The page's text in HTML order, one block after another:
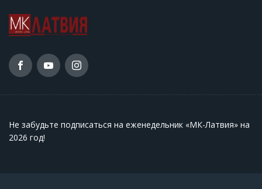
Не забудьте подписаться на еженедельник «МК-Латвия» на
2026 год!